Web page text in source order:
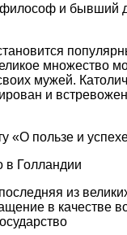
и бывший
множество
мужей.
и
«О пользе и
в Голландии
из
в качестве